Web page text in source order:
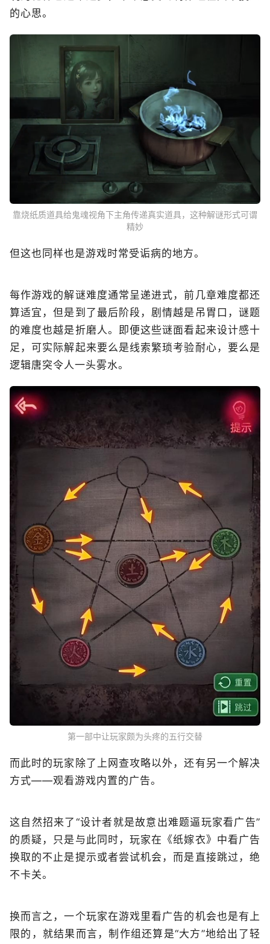
的心思。
靠烧纸质道具给鬼魂视角下主角传递真实道具，这种解谜形式可谓
精妙
但这也同样也是游戏时常受诟病的地方。
每作游戏的解谜难度通常呈递进式，前几章难度都还
算适宜，但是到了最后阶段，剧情越是吊胃口，谜题
的难度也越是折磨人。即便这些谜面看起来设计感十
足，可实际解起来要么是线索繁琐考验耐心，要么是
逻辑唐突令人一头雾水。
第一部中让玩家颇为头疼的五行交替
而此时的玩家除了上网查攻略以外，还有另一个解决
方式——观看游戏内置的广告。
这自然招来了“设计者就是故意出难题逼玩家看广告”
的质疑，只是与此同时，玩家在《纸嫁衣》中看广告
换取的不止是提示或者尝试机会，而是直接跳过，绝
不卡关。
换而言之，一个玩家在游戏里看广告的机会也是有上
限的，就结果而言，制作组还算是“大方”地给出了轻